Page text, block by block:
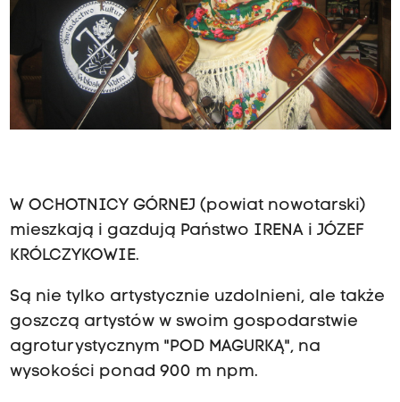
W OCHOTNICY GÓRNEJ (powiat nowotarski)
mieszkają i gazdują Państwo IRENA i JÓZEF
KRÓLCZYKOWIE.
Są nie tylko artystycznie uzdolnieni, ale także
goszczą artystów w swoim gospodarstwie
agroturystycznym "POD MAGURKĄ", na
wysokości ponad 900 m npm.